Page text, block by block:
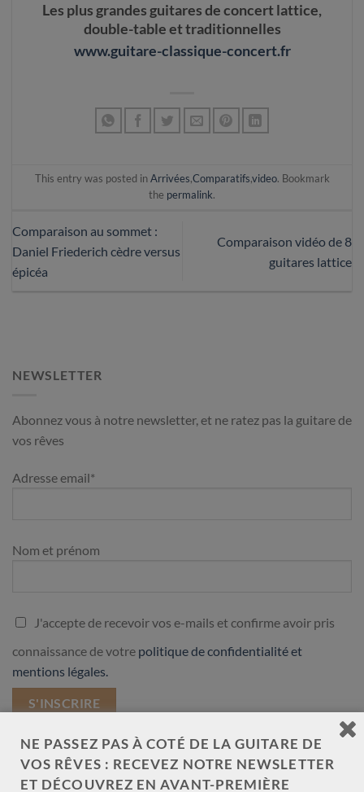
Les plus grandes guitares de concert lattice,
double-table et traditionnelles
www.guitare-classique-concert.fr
This entry was posted inArrivées,Comparatifs,video. Bookmark
the permalink.
Comparaison au sommet :
Daniel Friederich cèdre versus
épicéa
Comparaison vidéo de 8
guitares lattice
NEWSLETTER
Abonnez vous à notre newsletter, et ne ratez pas la guitare de
vos rêves
Adresse email*
Nom et prénom
J'accepte de recevoir vos e-mails et confirme avoir pris
connaissance de votre politique de confidentialité et
mentions légales.
LES GUITARES DE LUTHIER ARRIVÉES RÉCEMMENT
NE PASSEZ PAS À COTÉ DE LA GUITARE DE
VOS RÊVES : RECEVEZ NOTRE NEWSLETTER
ET DÉCOUVREZ EN AVANT-PREMIÈRE